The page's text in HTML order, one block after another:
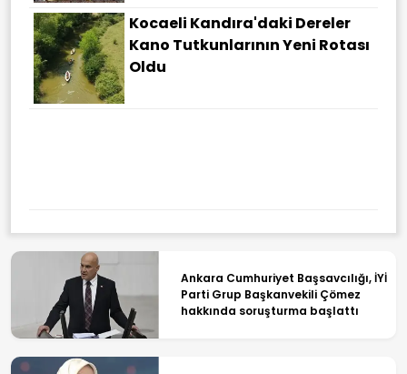
Kocaeli Kandıra'daki Dereler
Kano Tutkunlarının Yeni Rotası
Oldu
Ankara Cumhuriyet Başsavcılığı, İYİ
Parti Grup Başkanvekili Çömez
hakkında soruşturma başlattı